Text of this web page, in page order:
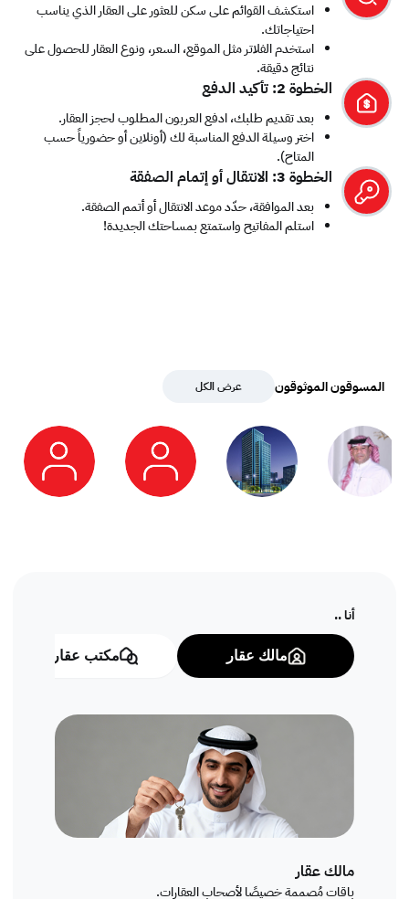
استكشف القوائم على سكن للعثور على العقار الذي يناسب
احتياجاتك.
استخدم الفلاتر مثل الموقع، السعر، ونوع العقار للحصول على
نتائج دقيقة.
الخطوة 2: تأكيد الدفع
بعد تقديم طلبك، ادفع العربون المطلوب لحجز العقار.
اختر وسيلة الدفع المناسبة لك (أونلاين أو حضورياً حسب
المتاح).
الخطوة 3: الانتقال أو إتمام الصفقة
بعد الموافقة، حدّد موعد الانتقال أو أتمم الصفقة.
استلم المفاتيح واستمتع بمساحتك الجديدة!
المسوقون الموثوقون عرض الكل
أنا ..
مالك عقار مكتب عقاري
مالك عقار
باقات مُصممة خصيصًا لأصحاب العقارات.